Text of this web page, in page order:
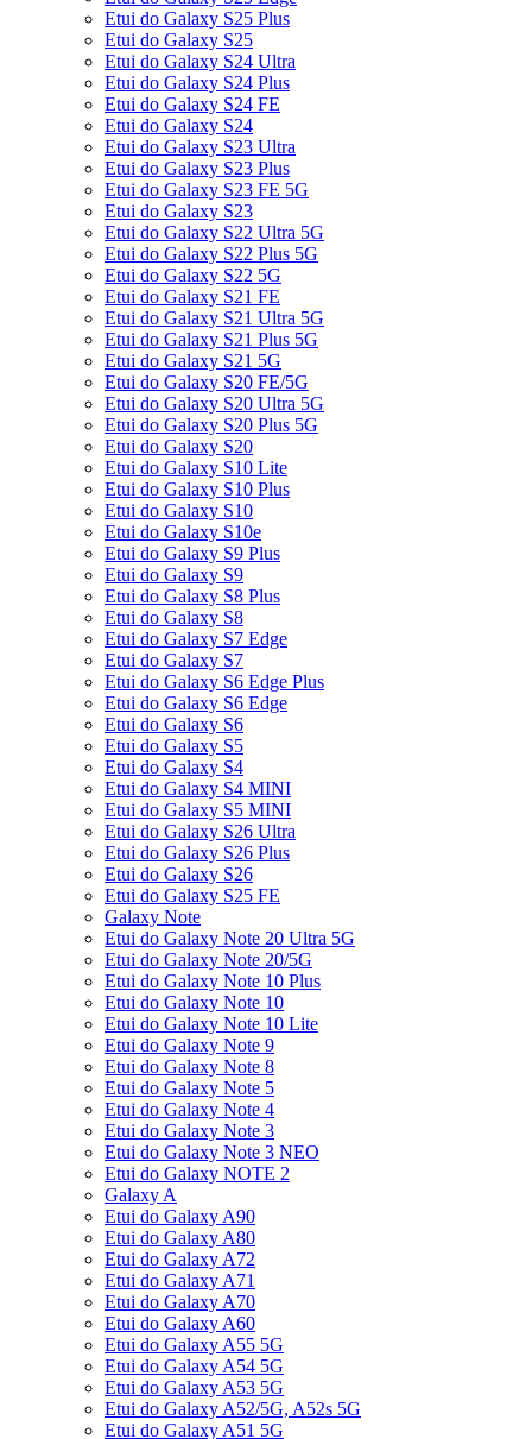
Etui do Galaxy S25 Plus
Etui do Galaxy S25
Etui do Galaxy S24 Ultra
Etui do Galaxy S24 Plus
Etui do Galaxy S24 FE
Etui do Galaxy S24
Etui do Galaxy S23 Ultra
Etui do Galaxy S23 Plus
Etui do Galaxy S23 FE 5G
Etui do Galaxy S23
Etui do Galaxy S22 Ultra 5G
Etui do Galaxy S22 Plus 5G
Etui do Galaxy S22 5G
Etui do Galaxy S21 FE
Etui do Galaxy S21 Ultra 5G
Etui do Galaxy S21 Plus 5G
Etui do Galaxy S21 5G
Etui do Galaxy S20 FE/5G
Etui do Galaxy S20 Ultra 5G
Etui do Galaxy S20 Plus 5G
Etui do Galaxy S20
Etui do Galaxy S10 Lite
Etui do Galaxy S10 Plus
Etui do Galaxy S10
Etui do Galaxy S10e
Etui do Galaxy S9 Plus
Etui do Galaxy S9
Etui do Galaxy S8 Plus
Etui do Galaxy S8
Etui do Galaxy S7 Edge
Etui do Galaxy S7
Etui do Galaxy S6 Edge Plus
Etui do Galaxy S6 Edge
Etui do Galaxy S6
Etui do Galaxy S5
Etui do Galaxy S4
Etui do Galaxy S4 MINI
Etui do Galaxy S5 MINI
Etui do Galaxy S26 Ultra
Etui do Galaxy S26 Plus
Etui do Galaxy S26
Etui do Galaxy S25 FE
Galaxy Note
Etui do Galaxy Note 20 Ultra 5G
Etui do Galaxy Note 20/5G
Etui do Galaxy Note 10 Plus
Etui do Galaxy Note 10
Etui do Galaxy Note 10 Lite
Etui do Galaxy Note 9
Etui do Galaxy Note 8
Etui do Galaxy Note 5
Etui do Galaxy Note 4
Etui do Galaxy Note 3
Etui do Galaxy Note 3 NEO
Etui do Galaxy NOTE 2
Galaxy A
Etui do Galaxy A90
Etui do Galaxy A80
Etui do Galaxy A72
Etui do Galaxy A71
Etui do Galaxy A70
Etui do Galaxy A60
Etui do Galaxy A55 5G
Etui do Galaxy A54 5G
Etui do Galaxy A53 5G
Etui do Galaxy A52/5G, A52s 5G
Etui do Galaxy A51 5G